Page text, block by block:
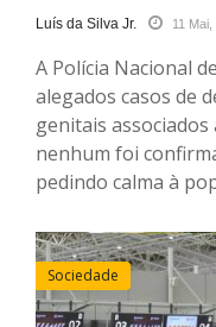
Luís da Silva Jr. 11
A Polícia Nacional
alegados casos de
genitais
nenhum foi
pedindo calma à
Sociedade